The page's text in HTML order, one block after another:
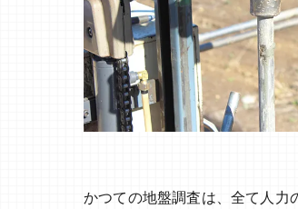
かつての地盤調査は、全て人力